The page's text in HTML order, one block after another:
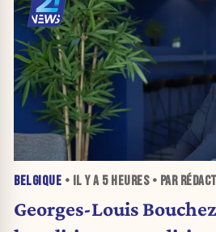
BELGIQUE • IL Y A 5 HEURES• PAR
Georges-Louis